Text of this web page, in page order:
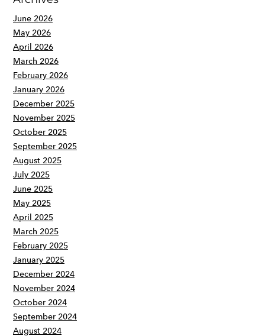
June 2026
May 2026
April 2026
March 2026
February 2026
January 2026
December 2025
November 2025
October 2025
September 2025
August 2025
July 2025
June 2025
May 2025
April 2025
March 2025
February 2025
January 2025
December 2024
November 2024
October 2024
September 2024
August 2024